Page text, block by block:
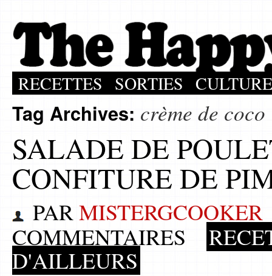
RECETTES SORTIES CULTURE
Tag Archives: crème de coco
SALADE DE
CONFITURE DE
PARMISTERGCOOKER
COMMENTAIRES
D'AILLEURS